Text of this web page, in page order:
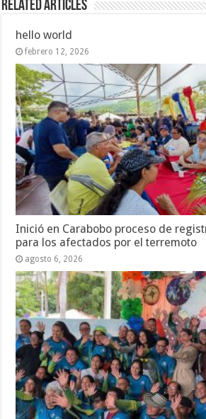
Related Articles
hello world
febrero 12, 2026
Inició en Carabobo proceso de
para los afectados por el terremoto
agosto 6, 2026